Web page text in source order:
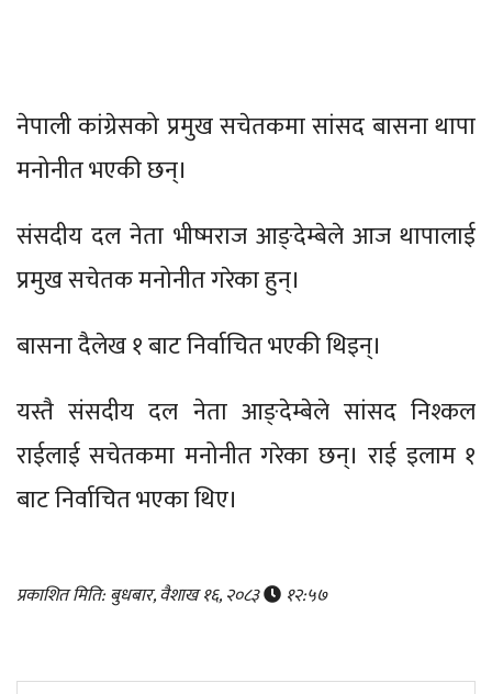
नेपाली कांग्रेसको प्रमुख सचेतकमा सांसद बासना थापा
मनोनीत भएकी छन्।
संसदीय दल नेता भीष्मराज आङ्देम्बेले आज थापालाई
प्रमुख सचेतक मनोनीत गरेका हुन्।
बासना दैलेख १ बाट निर्वाचित भएकी थिइन्।
यस्तै संसदीय दल नेता आङ्देम्बेले सांसद निश्कल
राईलाई सचेतकमा मनोनीत गरेका छन्। राई इलाम १
बाट निर्वाचित भएका थिए।
प्रकाशित मिति: बुधबार, वैशाख १६, २०८३ १२:५७